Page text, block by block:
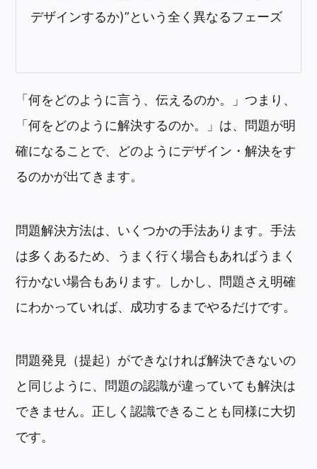
デザインするか)”という全く異なるフェーズ
「何をどのように言う、伝えるのか。」つまり、
「何をどのように解決するのか。」は、問題が明
確になることで、どのようにデザイン・解決をす
るのかが出てきます。
問題解決方法は、いくつかの手法あります。手法
は多くあるため、うまく行く場合もあればうまく
行かない場合もあります。しかし、問題さえ明確
にわかっていれば、成功するまでやるだけです。
問題発見（提起）ができなければ解決できないの
と同じように、問題の認識が違っていても解決は
できません。正しく認識できることも同様に大切
です。